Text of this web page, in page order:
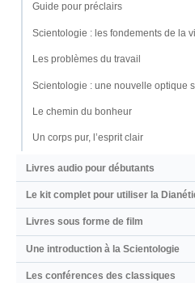
Guide pour préclairs
Scientologie : les fondements de la
Les problèmes du travail
Scientologie : une nouvelle optique
Le chemin du bonheur
Un corps pur, l’esprit clair
Livres audio pour débutants
Le kit complet pour utiliser la
Livres sous forme de film
Une introduction à la Scientologie
Les conférences des classiques